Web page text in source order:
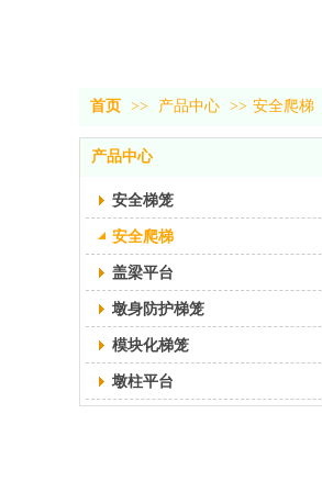
首页 >> 产品中心 >> 安全爬梯
产品中心
安全梯笼
安全爬梯
盖梁平台
墩身防护梯笼
模块化梯笼
墩柱平台